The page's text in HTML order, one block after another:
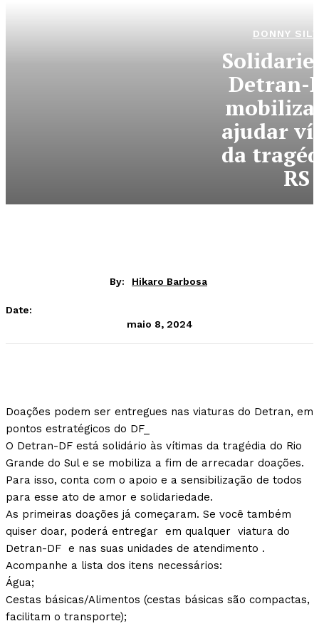
DONNY
Detran-
ajudar
da
RS
By: Hikaro Barbosa
Date:
maio 8, 2024
Doações podem ser entregues nas viaturas do Detran, em
pontos estratégicos do DF_
O Detran-DF está solidário às vítimas da tragédia do Rio
Grande do Sul e se mobiliza a fim de arrecadar doações.
Para isso, conta com o apoio e a sensibilização de todos
para esse ato de amor e solidariedade.
As primeiras doações já começaram. Se você também
quiser doar, poderá entregar em qualquer viatura do
Detran-DF e nas suas unidades de atendimento .
Acompanhe a lista dos itens necessários:
Água;
Cestas básicas/Alimentos (cestas básicas são compactas,
facilitam o transporte);